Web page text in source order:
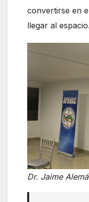
convertirse en
llegar al espacio.
Dr. Jaime